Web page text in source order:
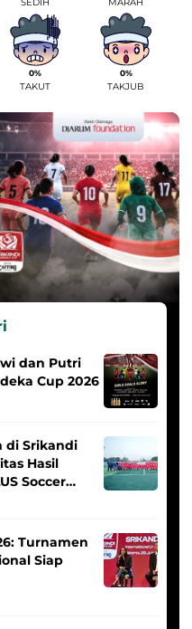
0%
TAKUT
0%
TAKJUB
dan Putri
Cup 2026
di Srikandi
Hasil
Soccer
Turnamen
Siap